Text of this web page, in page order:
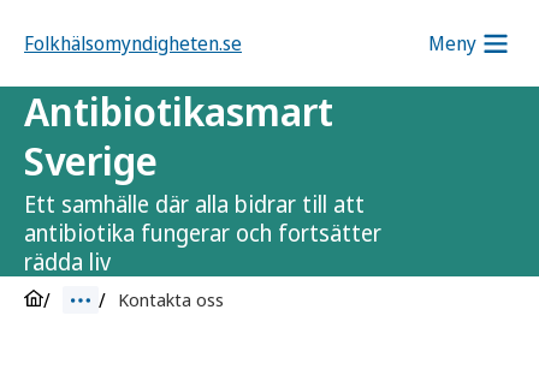
Folkhälsomyndigheten.se Meny
Antibiotikasmart
Sverige
Ett samhälle där alla bidrar till att
antibiotika fungerar och fortsätter
rädda liv
Kontakta oss